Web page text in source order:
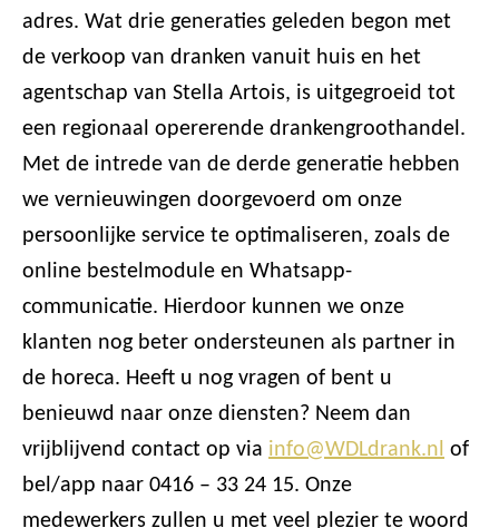
adres. Wat drie generaties geleden begon met
de verkoop van dranken vanuit huis en het
agentschap van Stella Artois, is uitgegroeid tot
een regionaal opererende drankengroothandel.
Met de intrede van de derde generatie hebben
we vernieuwingen doorgevoerd om onze
persoonlijke service te optimaliseren, zoals de
online bestelmodule en Whatsapp-
communicatie. Hierdoor kunnen we onze
klanten nog beter ondersteunen als partner in
de horeca. Heeft u nog vragen of bent u
benieuwd naar onze diensten? Neem dan
vrijblijvend contact op via info@WDLdrank.nl of
bel/app naar 0416 – 33 24 15. Onze
medewerkers zullen u met veel plezier te woord